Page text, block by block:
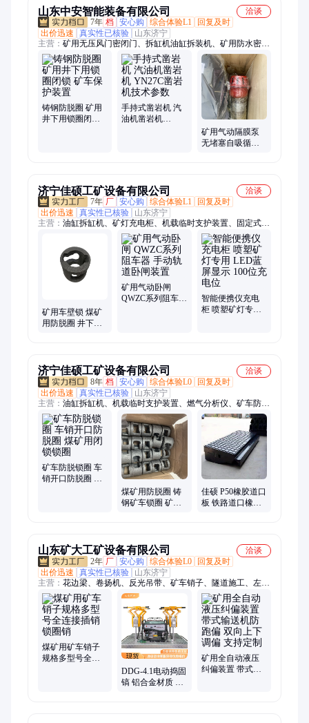
山东中安智能装备有限公司
洽谈
7年 档 安心购 综合体验L1
回复及时
出价迅速
真实性已核验
山东济宁
主营： 矿用无压风门密闭门、拆缸机油缸拆装机、矿用防水密闭
门避难硐室门、矿用井下用锁圈闭锁、全百叶窗无压风门、气相
色谱仪、雾炮机、全自动顶空进样器、镀锌电缆挂钩、矿用防火
栅栏门、钻孔应力计、T 型钢带W钢带、矿用卡绳器、内燃双头
螺栓扳手、单体液压支柱拆柱机、电液推杆、斜井防跑车装置、
矿用平板车、氢气发生器、阀柱实验台、电动卷扬机、燃气分析
仪、空气发生器、机载临时支护装置、掘进机临时支护、拆缸机
铸钢防脱圈 矿用
井下用锁圈闭锁
手持式凿岩机 汽
油机凿岩机
矿用气动隔膜泵
无堵塞自吸循环
济宁佳硕工矿设备有限公司
洽谈
7年 厂 安心购 综合体验L1
回复及时
出价迅速
真实性已核验
山东济宁
主营： 油缸拆缸机、矿灯充电柜、机载临时支护装置、固定式矿
车、矿用平板车、皮带纠偏装置、岩心切割机、自动隔爆装置、
液压起道机、钢轨锯轨机、钢轨打磨机、铁路捣固镐、缓冲条、
防溢裙板、气相色谱仪、氢气发生器、燃气分析仪、钻孔应力
计、矿用卡绳器、顶板离层仪、电缆挂钩、铁路道岔、托辊、扭
矿用车壁锁 煤矿
用防脱圈 井下用
矿用气动卧闸
QWZC系列阻车器
智能便携仪充电
柜 喷塑矿灯专用
济宁佳硕工矿设备有限公司
洽谈
8年 档 安心购 综合体验L0
回复及时
出价迅速
真实性已核验
山东济宁
主营： 油缸拆缸机、机载临时支护装置、燃气分析仪、矿车防脱
锁圈、气相色谱仪、液压纠偏装置、货叉、电液推杆、镀锌电缆
挂钩、雾炮机、顶空进样器、氢气发生器、道口板、缓冲条、岩
心切割机、防溢裙板、防爆电阻箱、皮带探伤仪、钻孔应力计、
矿浆取样机、避难硐室门、防水密闭门、无压风门、内燃螺栓扳
手、工地洗车机、围挡喷淋
矿车防脱锁圈 车
销开口防脱圈 煤
煤矿用防脱圈 铸
钢矿车锁圈 矿用
佳硕 P50橡胶道口
板 铁路道口橡胶
山东矿大工矿设备有限公司
洽谈
2年 厂 安心购 综合体验L0
回复及时
出价迅速
真实性已核验
山东济宁
主营： 花边梁、卷扬机、反光吊带、矿车销子、隧道施工、左开
道岔、轨道接头、双钩链条、吊车垫木、支架液压枪、喇叭包胶
辊、矿用自救器、弹簧扳道器、轨道防腐枕木、单体支柱柱帽、
自救一体装置、单体支柱升柱器、液压支柱防倒带、紧急避险安
全门、无压风门、托辊、防火栅栏两用门、避难硐室门
煤矿用矿车销子
规格多型号全连
DDG-4.1电动捣固
镐 铝合金材质 耐
矿用全自动液压
纠偏装置 带式输